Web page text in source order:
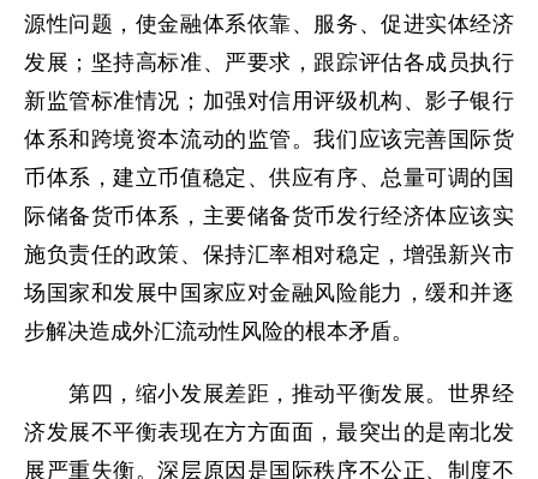
源性问题，使金融体系依靠、服务、促进实体经济
发展；坚持高标准、严要求，跟踪评估各成员执行
新监管标准情况；加强对信用评级机构、影子银行
体系和跨境资本流动的监管。我们应该完善国际货
币体系，建立币值稳定、供应有序、总量可调的国
际储备货币体系，主要储备货币发行经济体应该实
施负责任的政策、保持汇率相对稳定，增强新兴市
场国家和发展中国家应对金融风险能力，缓和并逐
步解决造成外汇流动性风险的根本矛盾。
第四，缩小发展差距，推动平衡发展。世界经
济发展不平衡表现在方方面面，最突出的是南北发
展严重失衡。深层原因是国际秩序不公正、制度不